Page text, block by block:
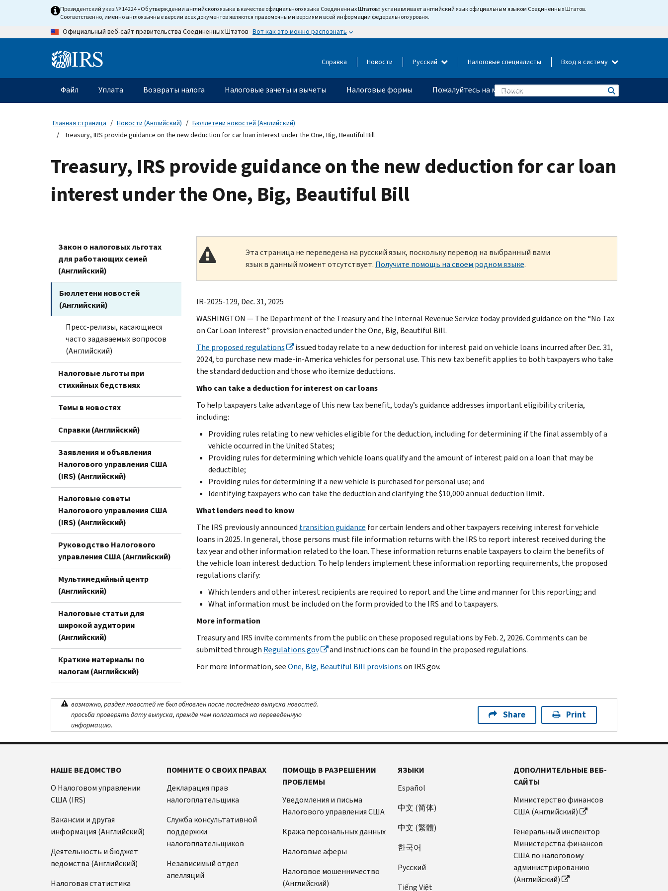
content
Президентский указ № 14224 «Об утверждении английского языка в качестве официального языка Соединенных Штатов» устанавливает английский язык официальным языком Соединенных Штатов.
Соответственно, именно англоязычные версии всех документов являются правомочными версиями всей информации федерального уровня.
Официальный веб-сайт правительства Соединенных Штатов Вот как это можно распознать
Information Справка Новости Русский Налоговые специалисты Вход в систему
Главное
меню
Файл Уплата Возвраты налога Налоговые зачеты и вычеты Налоговые формы Пожалуйтесь на мошенничество
Главная страница Новости (Английский)
Бюллетени новостей (Английский)
Treasury, IRS provide guidance on the new deduction for car loan interest under the One, Big, Beautiful Bill
Treasury, IRS provide guidance on the new deduction for car loan
interest under the One, Big, Beautiful Bill
Закон о налоговых льготах
для работающих семей
(Английский)
Бюллетени новостей
(Английский)
Пресс-релизы, касающиеся
часто задаваемых вопросов
(Английский)
Налоговые льготы при
стихийных бедствиях
Темы в новостях
Справки (Английский)
Заявления и объявления
Налогового управления США
(IRS) (Английский)
Налоговые советы
Налогового управления США
(IRS) (Английский)
Руководство Налогового
управления США (Английский)
Мультимедийный центр
(Английский)
Налоговые статьи для
широкой аудитории
(Английский)
Краткие материалы по
налогам (Английский)
Эта страница не переведена на русский язык, поскольку перевод на выбранный вами
язык в данный момент отсутствует. Получите помощь на своем родном языке.
IR-2025-129, Dec. 31, 2025
WASHINGTON — The Department of the Treasury and the Internal Revenue Service today provided guidance on the “No Tax
on Car Loan Interest” provision enacted under the One, Big, Beautiful Bill.
The proposed regulations
issued today relate to a new deduction for interest paid on vehicle loans incurred after Dec. 31,
2024, to purchase new made-in-America vehicles for personal use. This new tax benefit applies to both taxpayers who take
the standard deduction and those who itemize deductions.
Who can take a deduction for interest on car loans
To help taxpayers take advantage of this new tax benefit, today’s guidance addresses important eligibility criteria,
including:
Providing rules relating to new vehicles eligible for the deduction, including for determining if the final assembly of a
vehicle occurred in the United States;
Providing rules for determining which vehicle loans qualify and the amount of interest paid on a loan that may be
deductible;
Providing rules for determining if a new vehicle is purchased for personal use; and
Identifying taxpayers who can take the deduction and clarifying the $10,000 annual deduction limit.
What lenders need to know
The IRS previously announced transition guidance for certain lenders and other taxpayers receiving interest for vehicle
loans in 2025. In general, those persons must file information returns with the IRS to report interest received during the
tax year and other information related to the loan. These information returns enable taxpayers to claim the benefits of
the vehicle loan interest deduction. To help lenders implement these information reporting requirements, the proposed
regulations clarify:
Which lenders and other interest recipients are required to report and the time and manner for this reporting; and
What information must be included on the form provided to the IRS and to taxpayers.
More information
Treasury and IRS invite comments from the public on these proposed regulations by Feb. 2, 2026. Comments can be
submitted through Regulations.gov
and instructions can be found in the proposed regulations.
For more information, seeOne, Big, Beautiful Bill provisionson IRS.gov.
возможно, раздел новостей не был обновлен после последнего выпуска новостей.
просьба проверять дату выпуска, прежде чем полагаться на переведенную
информацию.
Share Print
НАШЕ ВЕДОМСТВО
О Налоговом управлении
США (IRS)
Вакансии и другая
информация (Английский)
Деятельность и бюджет
ведомства (Английский)
Налоговая статистика
ПОМНИТЕ О СВОИХ ПРАВАХ
Декларация прав
налогоплательщика
Служба консультативной
поддержки
налогоплательщиков
Независимый отдел
апелляций
ПОМОЩЬ В РАЗРЕШЕНИИ
ПРОБЛЕМЫ
Уведомления и письма
Налогового управления США
Кража персональных данных
Налоговые аферы
Налоговое мошенничество
(Английский)
ЯЗЫКИ
Español
中文 (简体)
中文 (繁體)
한국어
Pусский
Tiếng Việt
ДОПОЛНИТЕЛЬНЫЕ ВЕБ-
САЙТЫ
Министерство финансов
США (Английский)
Генеральный инспектор
Министерства финансов
США по налоговому
администрированию
(Английский)